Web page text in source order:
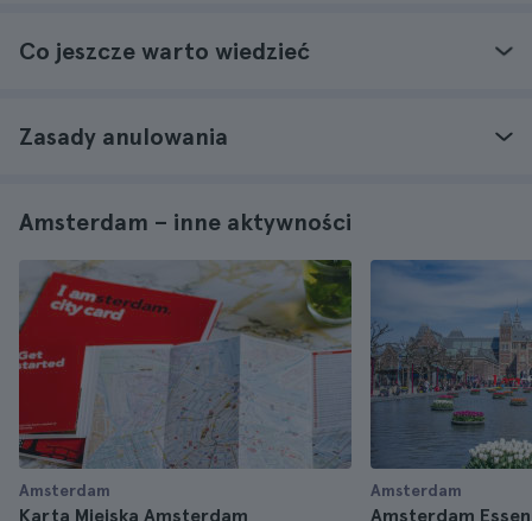
Co jeszcze warto wiedzieć
Zasady anulowania
Amsterdam – inne aktywności
Amsterdam
Karta Miejska Amsterdam
Amsterdam
Amsterdam